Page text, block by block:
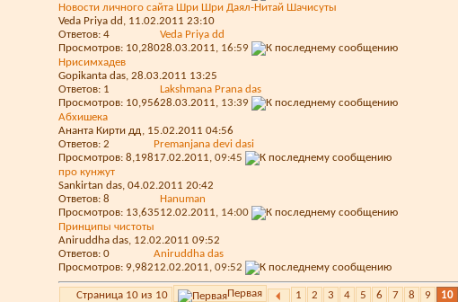
Новости личного сайта Шри Шри Даял-Нитай Шачисуты
Veda Priya dd , 11.02.2011 23:10
Ответов: 4
Просмотров: 10,280
Veda Priya dd
28.03.2011, 16:59
Нрисимхадев
Gopikanta das, 28.03.2011 13:25
Ответов: 1
Просмотров: 10,956
Lakshmana Prana das
28.03.2011, 13:39
Абхишека
Ананта Кирти дд, 15.02.2011 04:56
Ответов: 2
Просмотров: 8,198
Premanjana devi dasi
17.02.2011, 09:45
про кунжут
Sankirtan das, 04.02.2011 20:42
Ответов: 8
Просмотров: 13,635
Hanuman
12.02.2011, 14:00
Принципы чистоты
Aniruddha das, 12.02.2011 09:52
Ответов: 0
Просмотров: 9,982
Aniruddha das
12.02.2011, 09:52
Страница 10 из 10 Первая 1 2 3 4 5 6 7 8 9 10